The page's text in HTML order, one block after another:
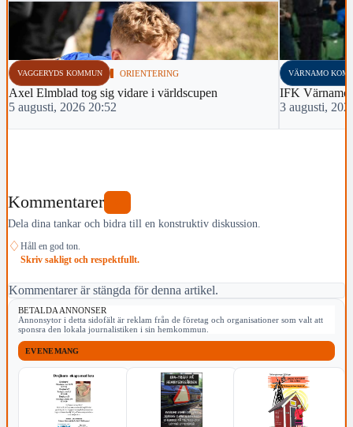
VAGGERYDS KOMMUN ORIENTERING
Axel Elmblad tog sig vidare i världscupen
5 augusti, 2026 20:52
VÄRNAMO
IFK Värnamo
3 augusti,
Kommentarer
Dela dina tankar och bidra till en konstruktiv diskussion.
♢ Håll en god ton.
Skriv sakligt och respektfullt.
Kommentarer är stängda för denna artikel.
BETALDA ANNONSER
Annonsytor i detta sidofält är reklam från de företag och organisationer som valt att
sponsra den lokala journalistiken i sin hemkommun.
EVENEMANG